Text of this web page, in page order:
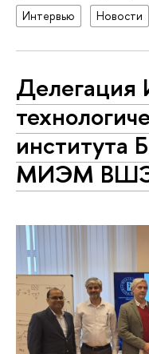
Интервью Новости
Делегация
института
МИЭМ